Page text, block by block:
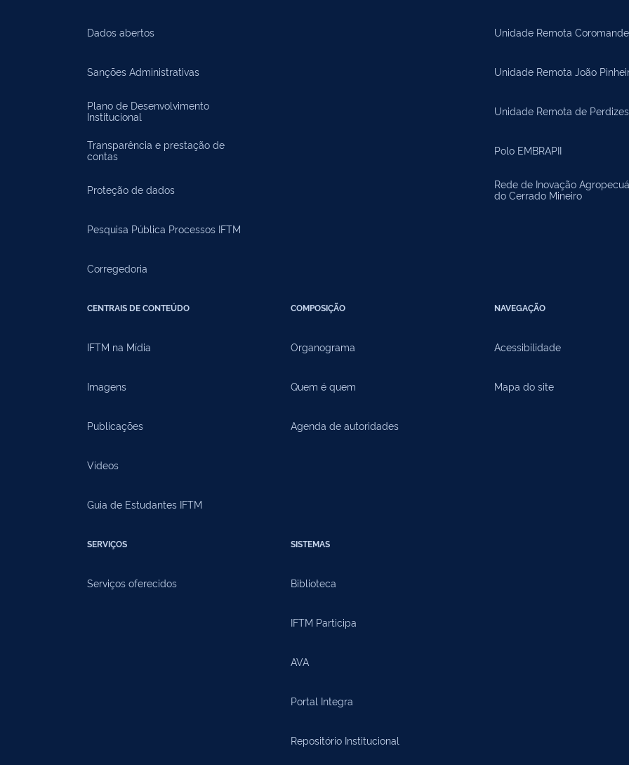
Dados abertos
Sanções Administrativas
Plano de Desenvolvimento
Institucional
Transparência e prestação de
contas
Proteção de dados
Pesquisa Pública Processos IFTM
Corregedoria
Unidade Remota
Unidade Remota João
Unidade Remota de Perdizes
Polo EMBRAPII
Rede de Inovação
do Cerrado Mineiro
CENTRAIS DE CONTEÚDO
IFTM na Mídia
Imagens
Publicações
Vídeos
Guia de Estudantes IFTM
COMPOSIÇÃO
Organograma
Quem é quem
Agenda de autoridades
NAVEGAÇÃO
Acessibilidade
Mapa do site
SERVIÇOS
Serviços oferecidos
SISTEMAS
Biblioteca
IFTM Participa
AVA
Portal Integra
Repositório Institucional